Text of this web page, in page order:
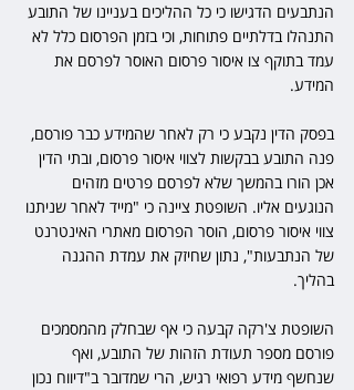
הנתבעים הדגישו כי כל ההליכים בעניינו של התובע
התנהלו בדלתיים פתוחות, וכי בזמן הפרסום כלל לא
עמד בתוקף צו איסור פרסום האוסר לפרסם את
המידע.
בפסק הדין נקבע כי רק לאחר שהמידע כבר פורסם,
פנה התובע בבקשות לצווי איסור פרסום, ובתי הדין
אכן הורו בהמשך שלא לפרסם פרטים מזהים
הנוגעים אליו. השופטת ציינה כי "מייד לאחר שניתנו
צווי איסור פרסום, הוסר הפרסום מאתרי האינטרנט
של הנתבעות", נתון שחיזק את עמדת ההגנה
בהליך.
השופטת צ'רקה קבעה כי אף שבחלק מהמסמכים
פורסם מספר תעודת הזהות של התובע, ואף
שנחשף מידע רפואי רגיש, הרי שמדובר ב"דיווח נכון